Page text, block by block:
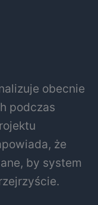
obecnie
podczas
że
by system